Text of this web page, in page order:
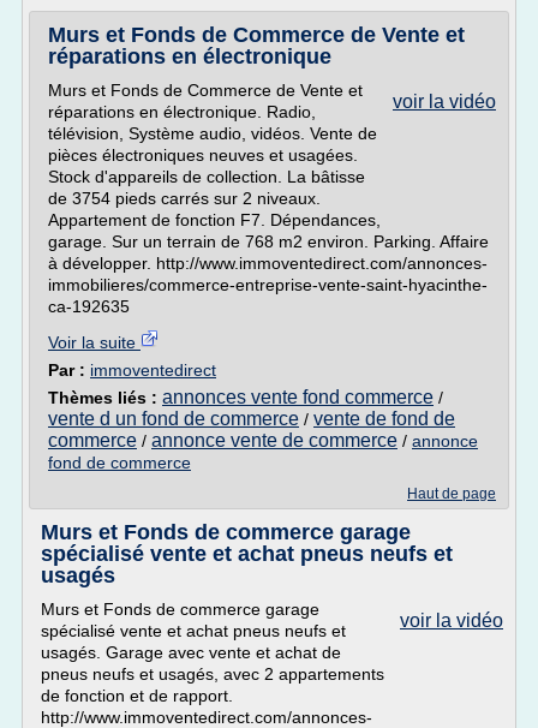
Murs et Fonds de Commerce de Vente et
réparations en électronique
voir la vidéo
Murs et Fonds de Commerce de Vente et
réparations en électronique. Radio,
télévision, Système audio, vidéos. Vente de
pièces électroniques neuves et usagées.
Stock d'appareils de collection. La bâtisse
de 3754 pieds carrés sur 2 niveaux.
Appartement de fonction F7. Dépendances,
garage. Sur un terrain de 768 m2 environ. Parking. Affaire
à développer. http://www.immoventedirect.com/annonces-
immobilieres/commerce-entreprise-vente-saint-hyacinthe-
ca-192635
Voir la suite
Par : immoventedirect
Thèmes liés : annonces vente fond commerce /
vente d un fond de commerce / vente de fond de
commerce / annonce vente de commerce / annonce
fond de commerce
Haut de page
Murs et Fonds de commerce garage
spécialisé vente et achat pneus neufs et
usagés
voir la vidéo
Murs et Fonds de commerce garage
spécialisé vente et achat pneus neufs et
usagés. Garage avec vente et achat de
pneus neufs et usagés, avec 2 appartements
de fonction et de rapport.
http://www.immoventedirect.com/annonces-